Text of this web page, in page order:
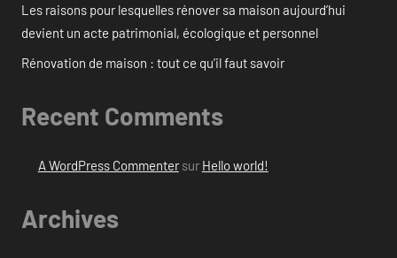
Les raisons pour lesquelles rénover sa maison aujourd’hui
devient un acte patrimonial, écologique et personnel
Rénovation de maison : tout ce qu’il faut savoir
Recent Comments
A WordPress Commentersur Hello world!
Archives